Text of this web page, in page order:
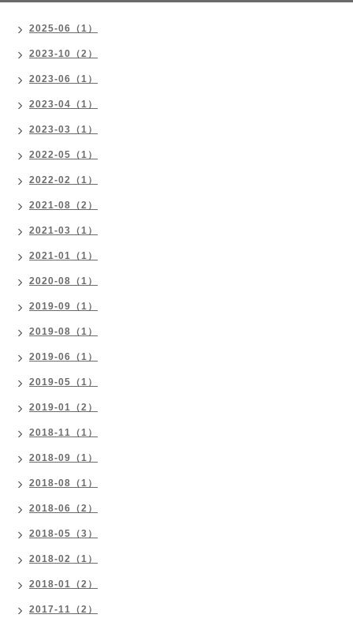
2025-06（1）
2023-10（2）
2023-06（1）
2023-04（1）
2023-03（1）
2022-05（1）
2022-02（1）
2021-08（2）
2021-03（1）
2021-01（1）
2020-08（1）
2019-09（1）
2019-08（1）
2019-06（1）
2019-05（1）
2019-01（2）
2018-11（1）
2018-09（1）
2018-08（1）
2018-06（2）
2018-05（3）
2018-02（1）
2018-01（2）
2017-11（2）